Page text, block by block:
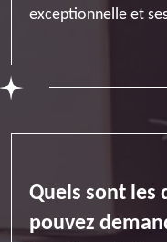
exceptionnelle et
Quels sont les
pouvez